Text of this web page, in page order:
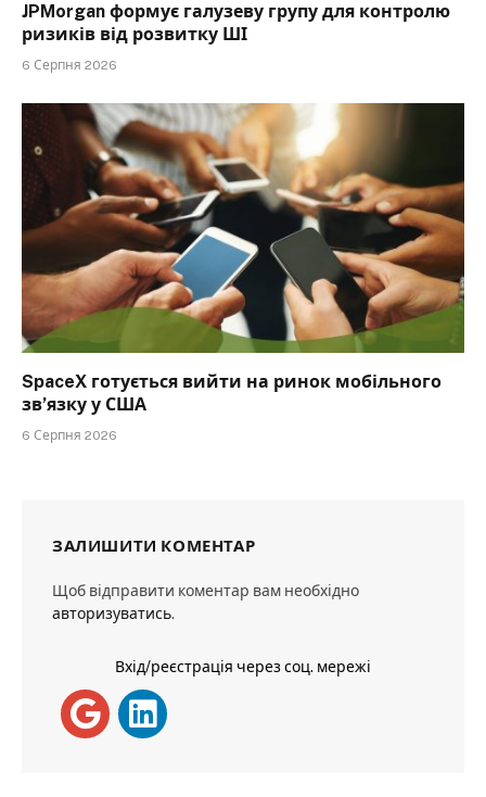
JPMorgan формує галузеву групу для контролю
ризиків від розвитку ШІ
6 Серпня 2026
SpaceX готується вийти на ринок мобільного
зв’язку у США
6 Серпня 2026
ЗАЛИШИТИ КОМЕНТАР
Щоб відправити коментар вам необхідно
авторизуватись.
Вхід/реєстрація через соц. мережі